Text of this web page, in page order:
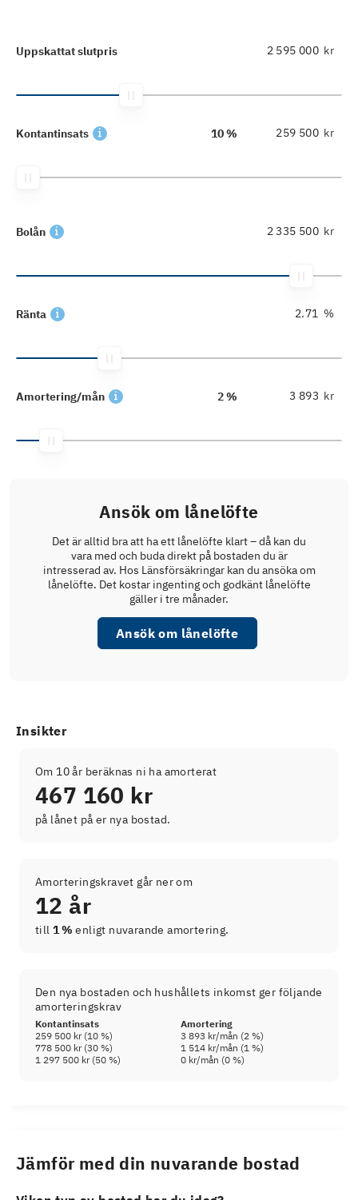
Uppskattat slutpris kr
Kontantinsats 10 % kr
Bolån kr
Ränta %
Amortering/mån 2 % kr
Ansök om lånelöfte
Det är alltid bra att ha ett lånelöfte klart – då kan du
vara med och buda direkt på bostaden du är
intresserad av. Hos Länsförsäkringar kan du ansöka om
lånelöfte. Det kostar ingenting och godkänt lånelöfte
gäller i tre månader.
Ansök om lånelöfte
Insikter
Om 10 år beräknas ni ha amorterat
467 160 kr
på lånet på er nya bostad.
Amorteringskravet går ner om
12 år
till 1 % enligt nuvarande amortering.
Den nya bostaden och hushållets inkomst ger följande
amorteringskrav
Kontantinsats
Amortering
259 500 kr(10 %) 3 893 kr/mån (2 %)
778 500 kr(30 %) 1 514 kr/mån (1 %)
1 297 500 kr(50 %) 0 kr/mån (0 %)
Jämför med din nuvarande bostad